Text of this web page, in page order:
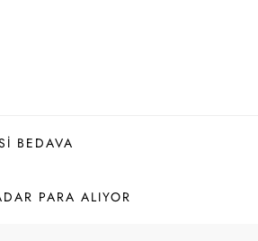
BEDAVA
PARA ALIYOR